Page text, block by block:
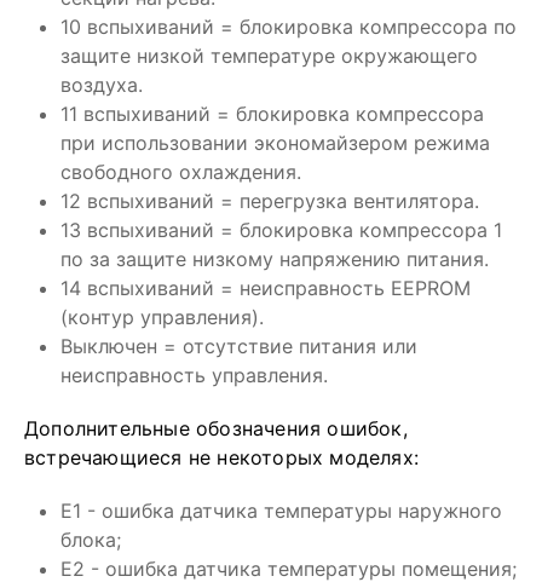
10 вспыхиваний = блокировка компрессора по
защите низкой температуре окружающего
воздуха.
11 вспыхиваний = блокировка компрессора
при использовании экономайзером режима
свободного охлаждения.
12 вспыхиваний = перегрузка вентилятора.
13 вспыхиваний = блокировка компрессора 1
по за защите низкому напряжению питания.
14 вспыхиваний = неисправность EEPROM
(контур управления).
Выключен = отсутствие питания или
неисправность управления.
Дополнительные обозначения ошибок,
встречающиеся не некоторых моделях:
E1 - ошибка датчика температуры наружного
блока;
E2 - ошибка датчика температуры помещения;